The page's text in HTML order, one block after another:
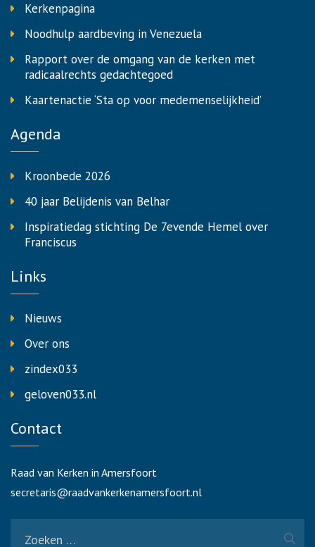
Kerkenpagina
Noodhulp aardbeving in Venezuela
Rapport over de omgang van de kerken met
radicaalrechts gedachtegoed
Kaartenactie ‘Sta op voor medemenselijkheid’
Agenda
Kroonbede 2026
40 jaar Belijdenis van Belhar
Inspiratiedag stichting De 7evende Hemel over
Franciscus
Links
Nieuws
Over ons
zindex033
geloven033.nl
Contact
Raad van Kerken in Amersfoort
secretaris@raadvankerkenamersfoort.nl